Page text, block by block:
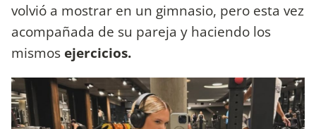
volvió a mostrar en un gimnasio, pero esta vez
acompañada de su pareja y haciendo los
mismos ejercicios.